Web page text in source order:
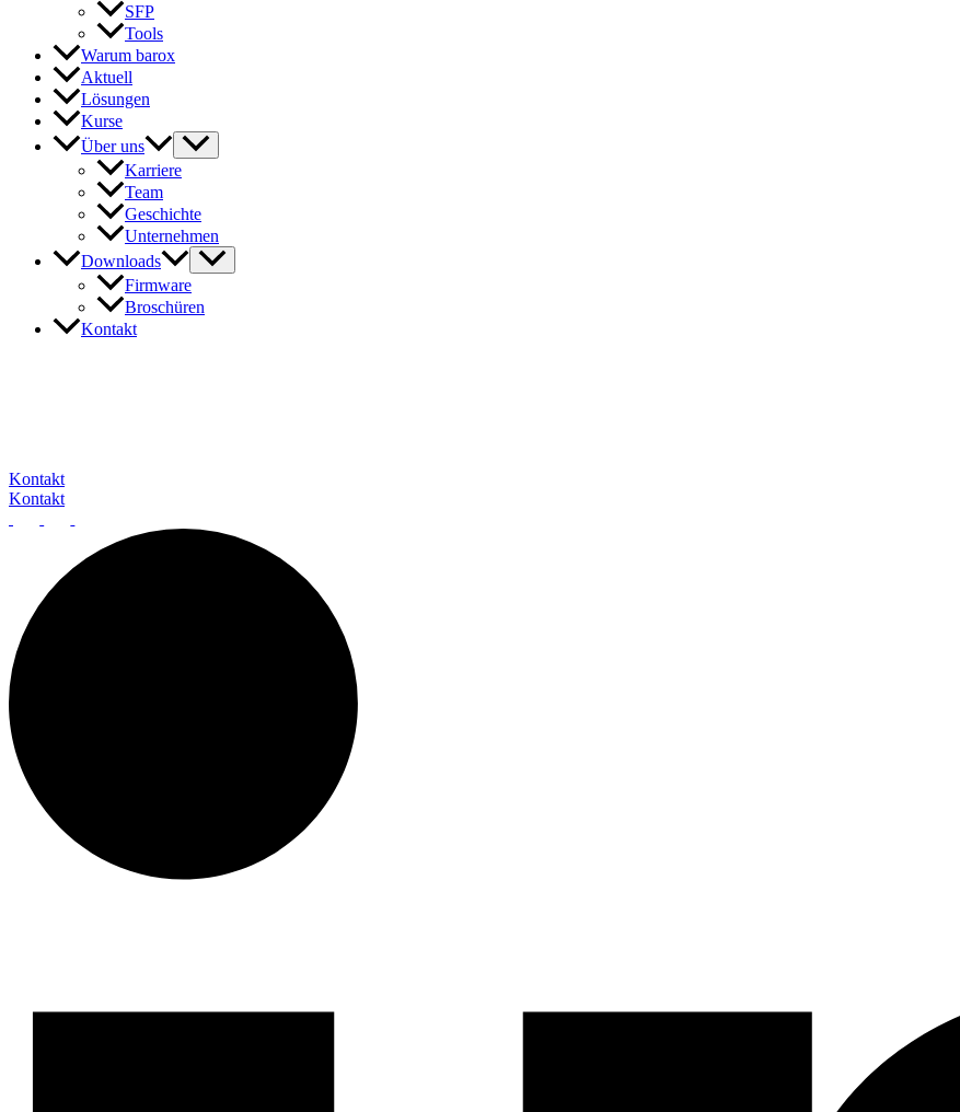
SFP
Tools
Warum barox
Aktuell
Lösungen
Kurse
Über uns
Karriere
Team
Geschichte
Unternehmen
Downloads
Firmware
Broschüren
Kontakt
Kontakt
Kontakt